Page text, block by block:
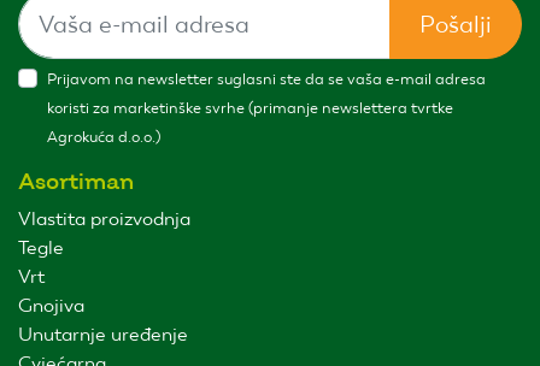
Pošalji
Prijavom na newsletter suglasni ste da se vaša e-mail adresa
koristi za marketinške svrhe (primanje newslettera tvrtke
Agrokuća d.o.o.)
Asortiman
Vlastita proizvodnja
Tegle
Vrt
Gnojiva
Unutarnje uređenje